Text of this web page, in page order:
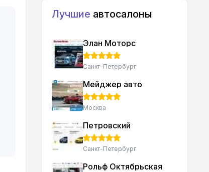
Лучшие автосалоны
Элан Моторс
Санкт-Петербург
Мейджер авто
Москва
Петровский
Санкт-Петербург
Рольф Октябрьская